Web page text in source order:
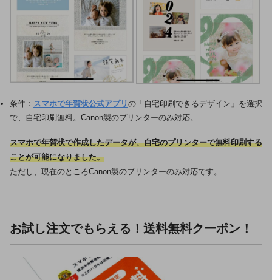
条件： スマホで年賀状公式アプリ の「自宅印刷できるデザイン」を選択
で、自宅印刷無料。Canon製のプリンターのみ対応。
スマホで年賀状で作成したデータが、自宅のプリンターで無料印刷する
ことが可能になりました。
ただし、現在のところCanon製のプリンターのみ対応です。
お試し注文でもらえる！送料無料クーポン！